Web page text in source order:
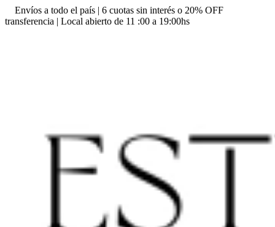
Envíos a todo el país | 6 cuotas sin interés o 20% OFF
transferencia | Local abierto de 11 :00 a 19:00hs